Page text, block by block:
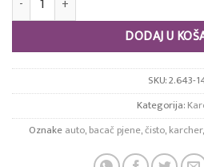
DODAJ U
SKU:2.643-
Kategorija:
Oznakeauto,bacač pjene,čisto,karcher,